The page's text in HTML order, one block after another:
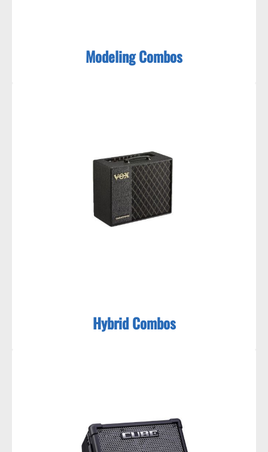
Modeling Combos
Hybrid Combos